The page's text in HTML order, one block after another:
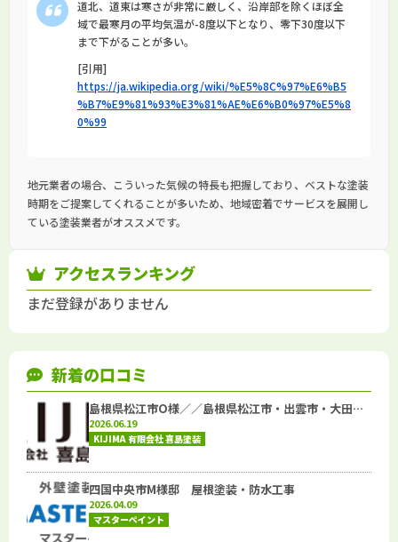
道北、道東は寒さが非常に厳しく、沿岸部を除くほぼ全
域で最寒月の平均気温が-8度以下となり、零下30度以下
まで下がることが多い。
[引用]
https://ja.wikipedia.org/wiki/%E5%8C%97%E6%B5
%B7%E9%81%93%E3%81%AE%E6%B0%97%E5%8
0%99
地元業者の場合、こういった気候の特長も把握しており、ベストな塗装
時期をご提案してくれることが多いため、地域密着でサービスを展開し
ている塗装業者がオススメです。
アクセスランキング
まだ登録がありません
新着の口コミ
島根県松江市O様／／島根県松江市・出雲市・大田…
2026.06.19
KIJIMA 有限会社 喜島塗装
四国中央市M様邸 屋根塗装・防水工事
2026.04.09
マスターペイント